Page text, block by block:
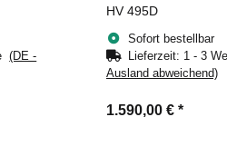
(DE -
HV 495D
Sofort bestellbar
Lieferzeit: 1 - 3
Ausland abweichend)
1.590,00 € *